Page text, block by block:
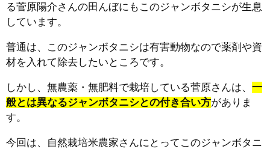
る菅原陽介さんの田んぼにもこのジャンボタニシが生息
しています。
普通は、このジャンボタニシは有害動物なので薬剤や資
材を入れて除去したいところです。
しかし、無農薬・無肥料で栽培している菅原さんは、 一
般とは異なるジャンボタニシとの付き合い方がありま
す。
今回は、自然栽培米農家さんにとってこのジャンボタニ